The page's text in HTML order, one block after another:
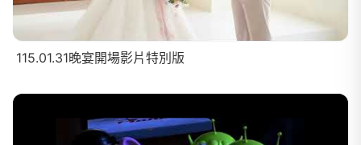
115.01.31晚宴開場影片特別版